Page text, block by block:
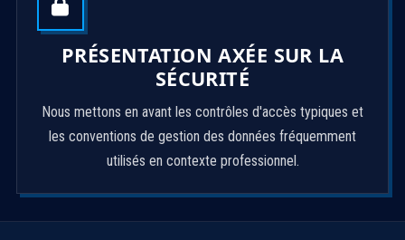
PRÉSENTATION AXÉE SUR LA
SÉCURITÉ
Nous mettons en avant les contrôles d'accès typiques et
les conventions de gestion des données fréquemment
utilisés en contexte professionnel.